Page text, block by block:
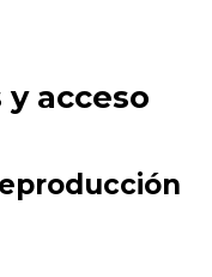
acceso